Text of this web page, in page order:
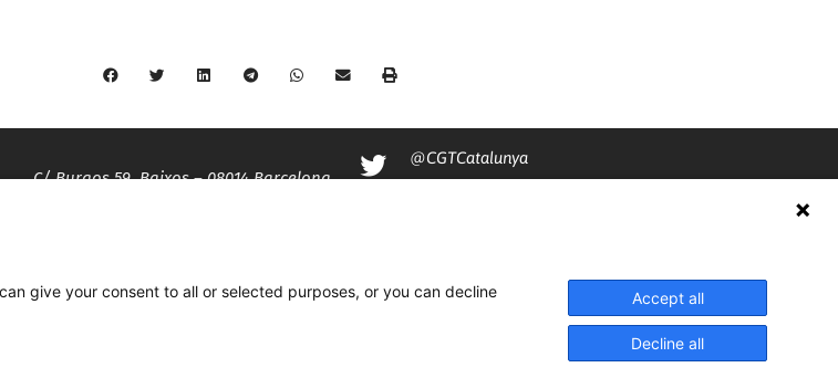
C/ Burgos 59, Baixos – 08014 Barcelona
@CGTCatalunya
cgtcatalunya
give your consent to all or selected purposes, or you can decline
Accept all
Decline all